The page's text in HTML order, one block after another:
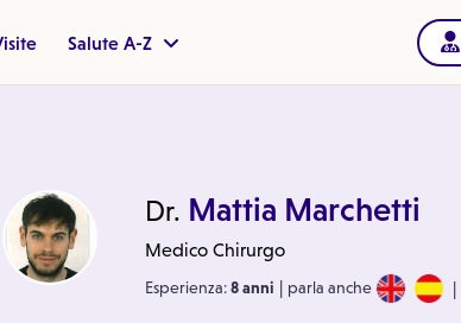
Salute A-Z
Dr. Mattia Marchetti
Medico Chirurgo
Esperienza:8 anni | parla anche |